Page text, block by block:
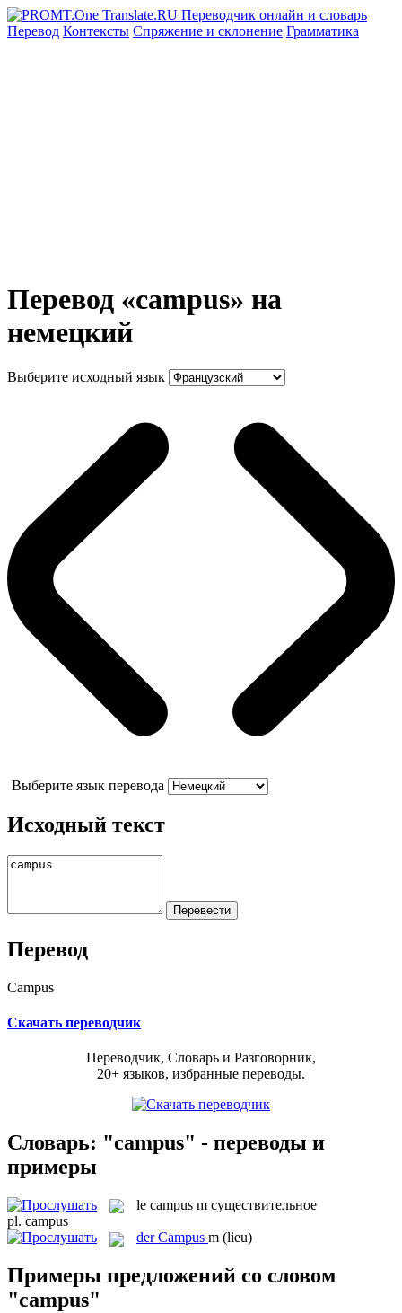
Перевод Контексты Спряжение и склонение Грамматика
Перевод «campus» на
немецкий
Выберите исходный язык
Выберите язык перевода
Исходный текст
Перевод
Campus
Скачать переводчик
Переводчик, Словарь и Разговорник,
20+ языков, избранные переводы.
Словарь: "campus" - переводы и
примеры
le campus m существительное
pl. campus
derCampus m (lieu)
Примеры предложений со словом
"campus"